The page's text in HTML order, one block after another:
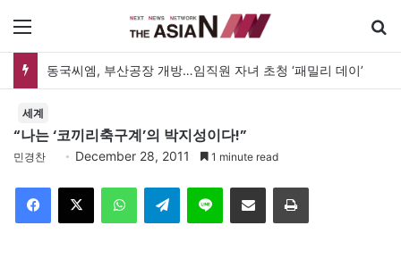
동국씨엠, 부산공장 개방…임직원 자녀 초청 ‘패밀리 데이’
세계
“나는 ‘코끼리축구계’의 박지성이다!”
민경찬 December 28, 2011 1 minute read
Telegram 이메일